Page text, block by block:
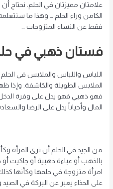
علامتان مميزتان في الحلم. نحتاج
الكامن وراء الحلم … وهذا ما
فقط عن النساء المتزوجات …
فستان ذهبي في
اللباس واللباس والملابس في
الملابس الطويلة والكاشفة. وإذا
فهو ذهبي فهو يدل على وفرة الدخل
المال وأحياناً يدل على الرضا
من الجيد في الحلم أن ترى المرأة
بالذهب أو عباءة ذهبية أو جاكيت
امرأة متزوجة في حلمها وكأنها
على الحذاء يعبر عن البركة في